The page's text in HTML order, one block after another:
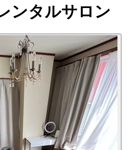
ンタルサロン